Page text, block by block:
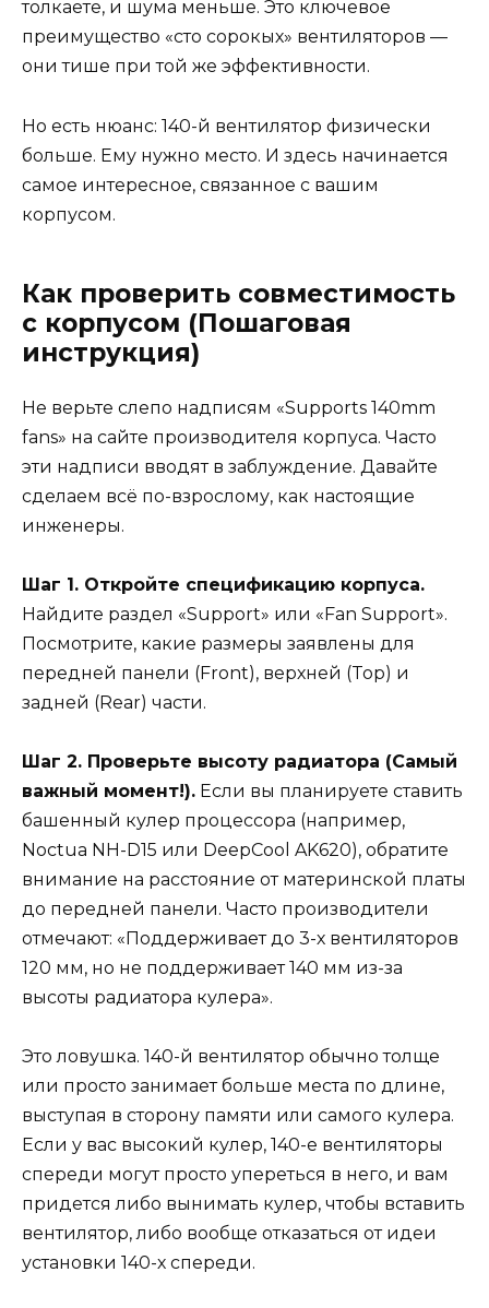
толкаете, и шума меньше. Это ключевое
преимущество «сто сорокых» вентиляторов —
они тише при той же эффективности.
Но есть нюанс: 140-й вентилятор физически
больше. Ему нужно место. И здесь начинается
самое интересное, связанное с вашим
корпусом.
Как проверить совместимость
с корпусом (Пошаговая
инструкция)
Не верьте слепо надписям «Supports 140mm
fans» на сайте производителя корпуса. Часто
эти надписи вводят в заблуждение. Давайте
сделаем всё по-взрослому, как настоящие
инженеры.
Шаг 1. Откройте спецификацию корпуса.
Найдите раздел «Support» или «Fan Support».
Посмотрите, какие размеры заявлены для
передней панели (Front), верхней (Top) и
задней (Rear) части.
Шаг 2. Проверьте высоту радиатора (Самый
важный момент!). Если вы планируете ставить
башенный кулер процессора (например,
Noctua NH-D15 или DeepCool AK620), обратите
внимание на расстояние от материнской платы
до передней панели. Часто производители
отмечают: «Поддерживает до 3-х вентиляторов
120 мм, но не поддерживает 140 мм из-за
высоты радиатора кулера».
Это ловушка. 140-й вентилятор обычно толще
или просто занимает больше места по длине,
выступая в сторону памяти или самого кулера.
Если у вас высокий кулер, 140-е вентиляторы
спереди могут просто упереться в него, и вам
придется либо вынимать кулер, чтобы вставить
вентилятор, либо вообще отказаться от идеи
установки 140-х спереди.